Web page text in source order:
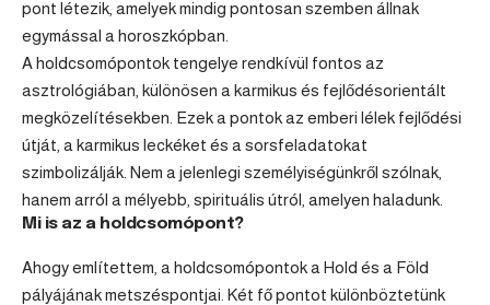
pont létezik, amelyek mindig pontosan szemben állnak
egymással a horoszkópban.
A holdcsomópontok tengelye rendkívül fontos az
asztrológiában, különösen a karmikus és fejlődésorientált
megközelítésekben. Ezek a pontok az emberi lélek fejlődési
útját, a karmikus leckéket és a sorsfeladatokat
szimbolizálják. Nem a jelenlegi személyiségünkről szólnak,
hanem arról a mélyebb, spirituális útról, amelyen haladunk.
Mi is az a holdcsomópont?
Ahogy említettem, a holdcsomópontok a Hold és a Föld
pályájának metszéspontjai. Két fő pontot különböztetünk